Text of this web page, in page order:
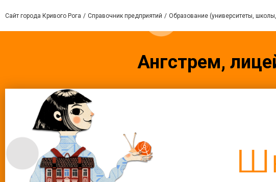
Сайт города Кривого Рога Справочник предприятий Образование (университеты,
Ангстрем,